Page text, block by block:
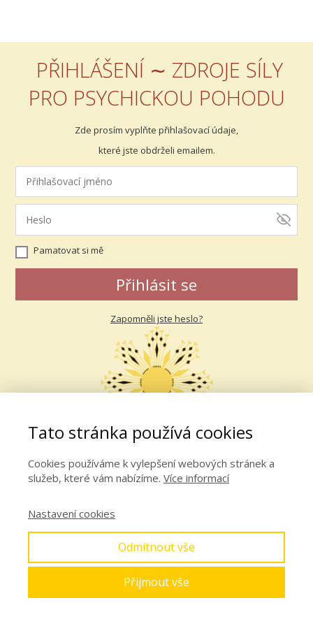
PŘIHLÁŠENÍ ∼ ZDROJE SÍLY
PRO PSYCHICKOU POHODU
Zde prosím vyplňte přihlašovací údaje,
které jste obdrželi emailem.
Pamatovat si mě
Přihlásit se
Zapomněli jste heslo?
Tato stránka používá cookies
Cookies používáme k vylepšení webových stránek a
služeb, které vám nabízíme. Více informací
Nastavení cookies
Odmítnout vše
Přijmout vše